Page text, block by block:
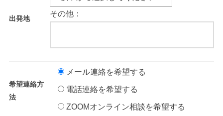
出発地
その他：
希望連絡方
法
メール連絡を希望する
電話連絡を希望する
ZOOMオンライン相談を希望する